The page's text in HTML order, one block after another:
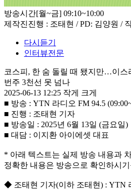
방송시간[월~금] 09:10~10:00
제작진진행 : 조태현 / PD: 김양원 /
다시듣기
인터뷰전문
코스피, 한 숨 돌릴 때 됐지만…이스
번주 3천선 못 넘나
2025-06-13 12:25 작게
크게
■ 방송 : YTN 라디오 FM 94.5
■ 진행 : 조태현 기자
■ 방송일 : 2025년 6월 13일 (금요일)
■ 대담 : 이지환 아이에셋 대표
* 아래 텍스트는 실제 방송 내용과
정확한 내용은 방송으로 확인하시
◆ 조태현 기자(이하 조태현) : YTN